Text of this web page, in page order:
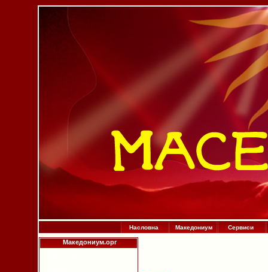
Насловна Македониум Сервиси
Македониум.орг